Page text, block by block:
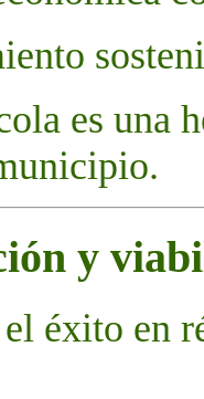
es una
y
éxito en